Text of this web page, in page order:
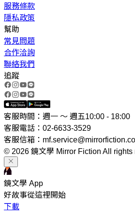
服務條款
隱私政策
幫助
常見問題
合作洽詢
聯絡我們
追蹤
客服時間：週一 ～ 週五10:00 - 18:00
客服電話：02-6633-3529
客服信箱：
© 2026 鏡文學 Mirror Fiction All rights
鏡文學 App
好故事從這裡開始
下載